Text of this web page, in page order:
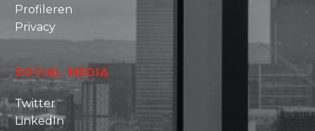
Profileren
Privacy
SOCIAL MEDIA
Twitter
LinkedIn